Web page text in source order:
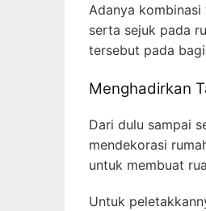
Adanya
serta sejuk pada
tersebut pada
Menghadirkan
Dari dulu sampai
mendekorasi
untuk membuat
Untuk